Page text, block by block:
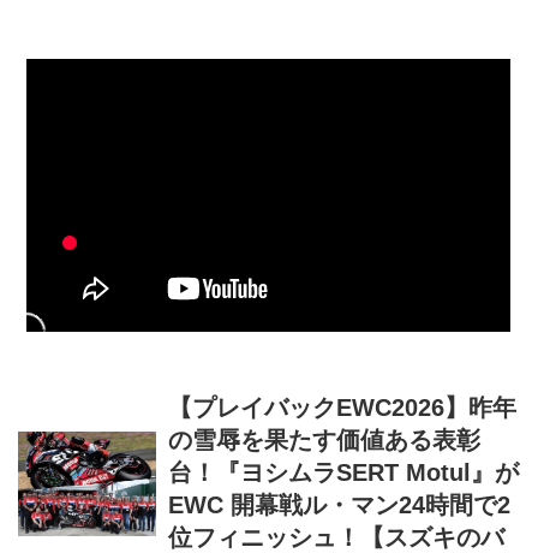
【プレイバックEWC2026】昨年
の雪辱を果たす価値ある表彰
台！『ヨシムラSERT Motul』が
EWC 開幕戦ル・マン24時間で2
位フィニッシュ！【スズキのバ